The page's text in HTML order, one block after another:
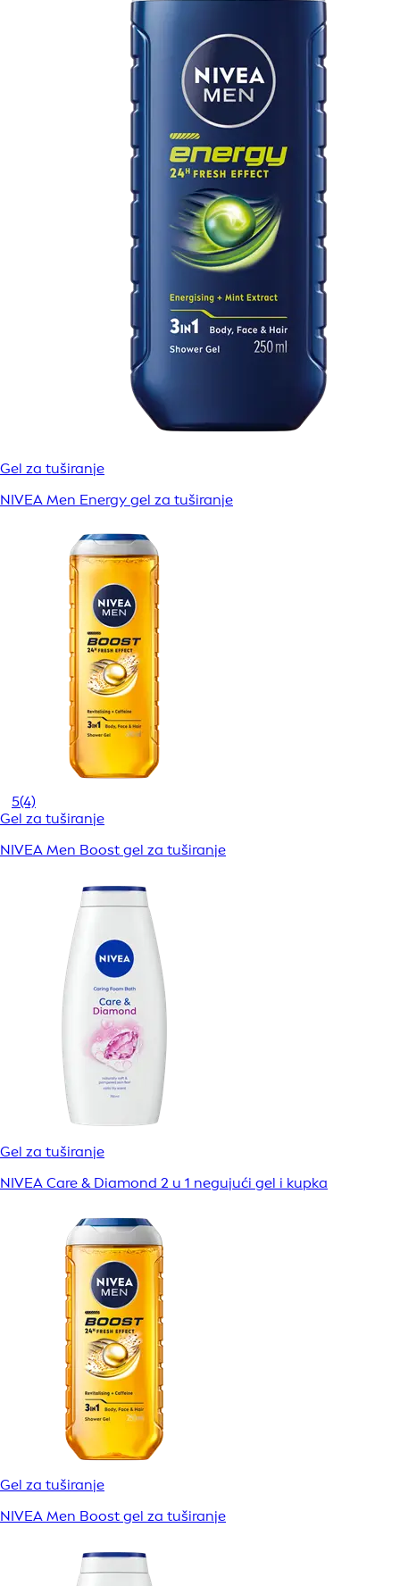
Gel za tuširanje
NIVEA Men Energy gel za tuširanje
5(4)
Gel za tuširanje
NIVEA Men Boost gel za tuširanje
Gel za tuširanje
NIVEA Care & Diamond 2 u 1 negujući gel i kupka
Gel za tuširanje
NIVEA Men Boost gel za tuširanje